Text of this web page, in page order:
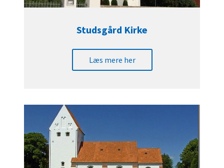
Studsgård Kirke
Læs mere her